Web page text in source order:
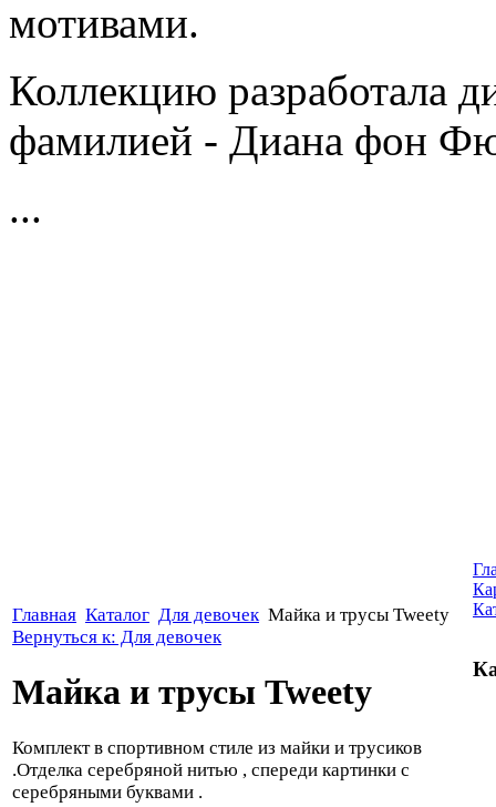
мотивами.
Коллекцию разработала
фамилией - Диана фон
...
Главная Каталог Для девочек Майка и трусы Tweety
Вернуться к: Для девочек
Майка и трусы Tweety
Комплект в спортивном стиле из майки и трусиков
.Отделка серебряной нитью , спереди картинки с
серебряными буквами .